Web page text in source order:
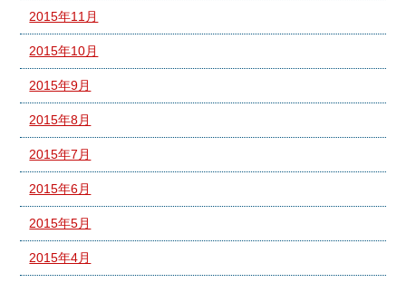
2015年11月
2015年10月
2015年9月
2015年8月
2015年7月
2015年6月
2015年5月
2015年4月